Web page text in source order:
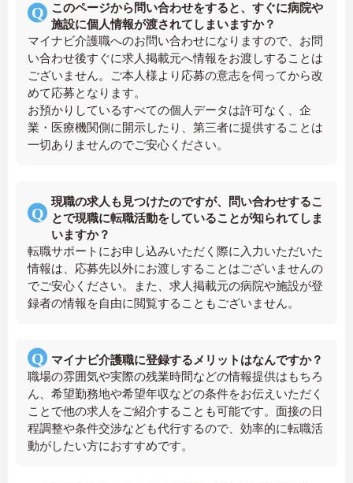
このページから問い合わせをすると、すぐに病院や
施設に個人情報が渡されてしまいますか？
マイナビ介護職へのお問い合わせになりますので、お問
い合わせ後すぐに求人掲載元へ情報をお渡しすることは
ございません。ご本人様より応募の意志を伺ってから改
めて応募となります。
お預かりしているすべての個人データは許可なく、企
業・医療機関側に開示したり、第三者に提供することは
一切ありませんのでご安心ください。
現職の求人も見つけたのですが、問い合わせするこ
とで現職に転職活動をしていることが知られてしま
いますか？
転職サポートにお申し込みいただく際に入力いただいた
情報は、応募先以外にお渡しすることはございませんの
でご安心ください。また、求人掲載元の病院や施設が登
録者の情報を自由に閲覧することもございません。
マイナビ介護職に登録するメリットはなんですか？
職場の雰囲気や実際の残業時間などの情報提供はもちろ
ん、希望勤務地や希望年収などの条件をお伝えいただく
ことで他の求人をご紹介することも可能です。面接の日
程調整や条件交渉なども代行するので、効率的に転職活
動がしたい方におすすめです。